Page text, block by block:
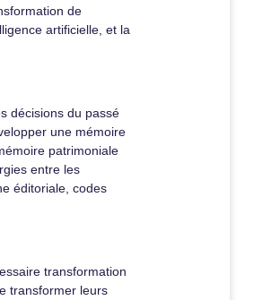
de
artificielle, et la
décisions du passé
une mémoire
patrimoniale
entre les
éditoriale, codes
transformation
transformer leurs